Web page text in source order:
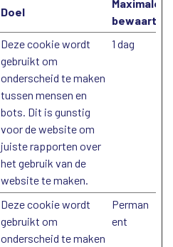
Doel
Maximale
Deze cookie wordt
gebruikt om
onderscheid te maken
tussen mensen en
bots. Dit is gunstig
voor de website om
juiste rapporten over
het gebruik van de
website te maken.
1 dag
Deze cookie wordt
gebruikt om
onderscheid te maken
Perman
ent